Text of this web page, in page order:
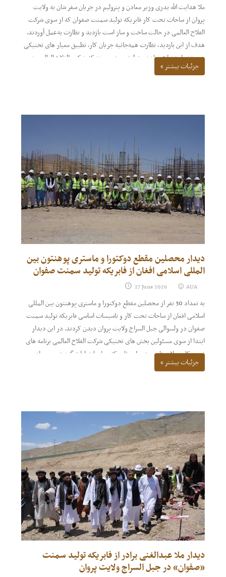
ملا هدایت الله بدری وزیر معادن و پترولیم در جریان سفر شان به ولایت
پروان از ساحات تحت کار فابریکه تولید سمنت صفوان که از سوی شرکت
الفلاح العالمی در حالت ساخت و ساز است بازدید و نظارت به‌عمل آوردند.
هدف از این بازدید، نظارت همه‌جانبه جریان کار، تطبیق معیار های تخنیکی
در بخش استخراج معادن و تولید سمنت بوده که شرکت الفلاح العالمی در
فرایند احداث فابریکه تولید سمنت صفوان تمامی معیار های قبول شده
جزئیات بیشتر »
دیدار محصلین مقطع دوکتورا و ماستری پوهنتون بین
المللی اسلامی افغان از فابریکه تولید سمنت صفوان
27 June 2026 AUA
به تعداد 30 نفر از محصلین مقطع دوکتورا و ماستری پوهنتون بین المللی
اسلامی افغان از ساحات تحت کار و تاسیسات اساسی فابریکه تولید سمنت
صفوان در ولسوالی جبل السراج ولایت پروان دیدن کردند. در این دیدار
ابتدا از سوی مسئولین بخش های تخنیکی شرکت الفلاح العالمی برنامه های
تحت کار و پلان های بعدی این فابریکه معلومات ارایه گردید، سپس از
جریان کار های عملی در ساختمان ها از نزدیک بازدید صورت گرفت.
جزئیات بیشتر »
دیدار ملا عبدالغنی برادر از فابریکه تولید سمنت
«صفوان» در جبل السراج ولایت پروان